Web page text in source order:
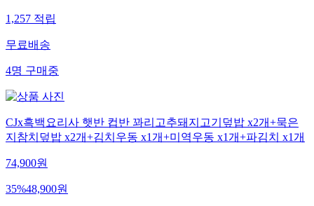
1,257적립
무료배송
4명구매중
CJx흑백요리사 햇반 컵반 꽈리고추돼지고기덮밥 x2개+묵은
지참치덮밥 x2개+김치우동 x1개+미역우동 x1개+파김치 x1개
74,900원
35%48,900원